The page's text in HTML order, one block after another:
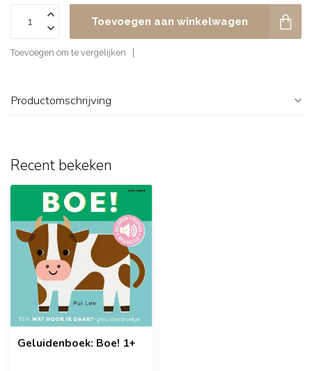
Toevoegen aan winkelwagen
Toevoegen om te vergelijken
Productomschrijving
Recent bekeken
Geluidenboek: Boe! 1+